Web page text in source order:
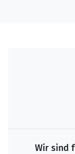
Wir sind